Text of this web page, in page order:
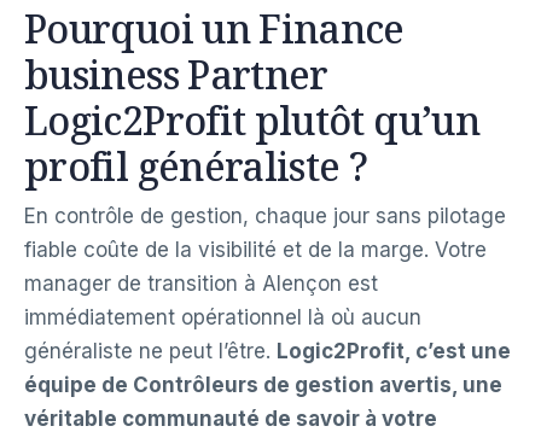
Pourquoi un Finance
business Partner
Logic2Profit plutôt qu’un
profil généraliste ?
En contrôle de gestion, chaque jour sans pilotage
fiable coûte de la visibilité et de la marge. Votre
manager de transition à Alençon est
immédiatement opérationnel là où aucun
généraliste ne peut l’être. Logic2Profit, c’est une
équipe de Contrôleurs de gestion avertis, une
véritable communauté de savoir à votre